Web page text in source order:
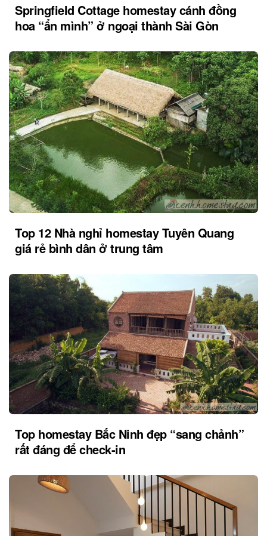
Springfield Cottage homestay cánh đồng
hoa “ẩn mình” ở ngoại thành Sài Gòn
Top 12 Nhà nghỉ homestay Tuyên Quang
giá rẻ bình dân ở trung tâm
Top homestay Bắc Ninh đẹp “sang chảnh”
rất đáng để check-in